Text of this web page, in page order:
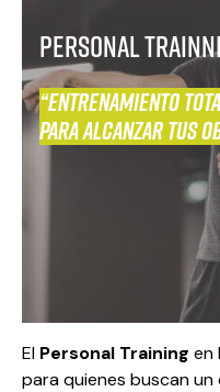
PERSONAL
“Entrenamiento
para alcanzar tus
El Personal Training en
para quienes buscan